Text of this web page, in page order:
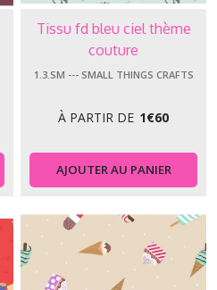
Tissu fd bleu ciel thème
couture
1.3.SM --- SMALL THINGS CRAFTS
À PARTIR DE 1€60
AJOUTER AU PANIER